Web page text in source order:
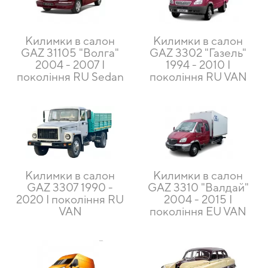
Килимки в салон
GAZ 31105 "Волга"
2004 - 2007 I
покоління RU Sedan
Килимки в салон
GAZ 3302 "Газель"
1994 - 2010 I
покоління RU VAN
Килимки в салон
GAZ 3307 1990 -
2020 I покоління RU
VAN
Килимки в салон
GAZ 3310 "Валдай"
2004 - 2015 I
покоління EU VAN